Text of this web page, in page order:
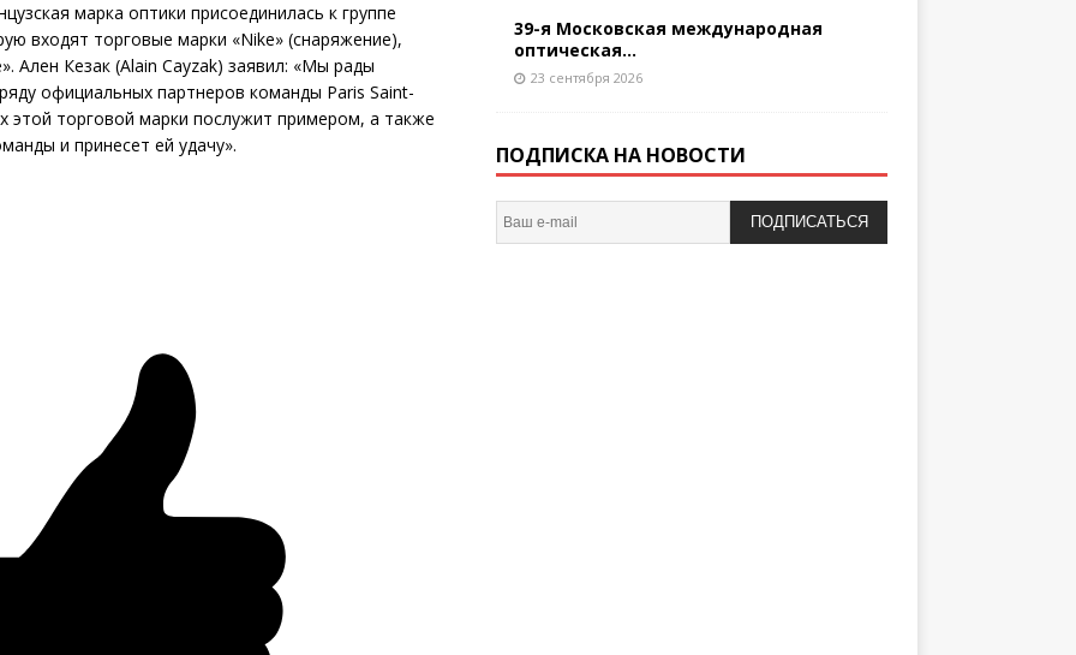
марка оптики присоединилась к группе
входят торговые марки «Nike» (снаряжение),
Ален Кезак (Alain Cayzak) заявил: «Мы рады
официальных партнеров команды Paris Saint-
этой торговой марки послужит примером, а также
и принесет ей удачу».
39-я Московская международная
оптическая...
23 сентября 2026
ПОДПИСКА НА НОВОСТИ
ПОДПИСАТЬСЯ